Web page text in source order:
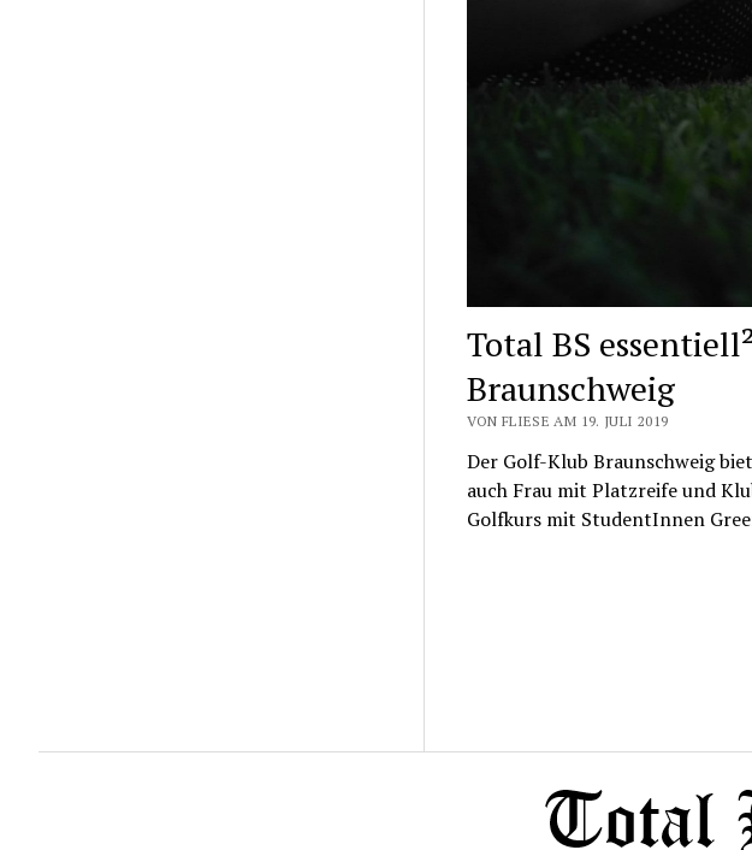
Total BS
Braunschweig
VON FLIESE AM 19. JULI 2019
Der Golf-Klub Braunschweig
auch Frau mit Platzreife und
Golfkurs mit StudentInnen